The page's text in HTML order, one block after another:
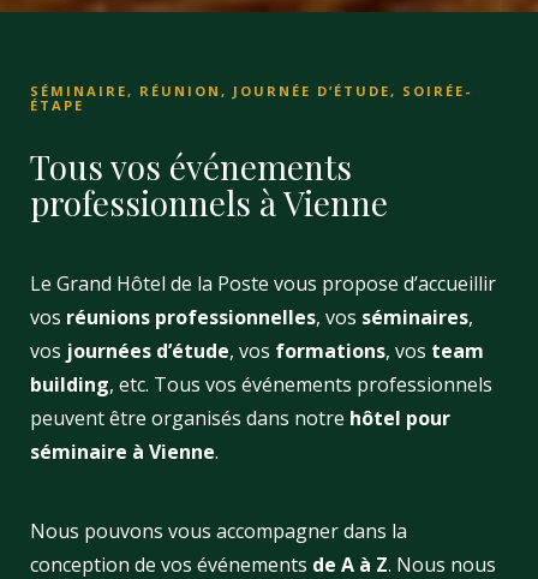
SÉMINAIRE, RÉUNION, JOURNÉE D’ÉTUDE, SOIRÉE-
ÉTAPE
Tous vos événements
professionnels à Vienne
Le Grand Hôtel de la Poste vous propose d’accueillir
vos réunions professionnelles, vos séminaires,
vos journées d’étude, vos formations, vos team
building, etc. Tous vos événements professionnels
peuvent être organisés dans notre hôtel pour
séminaire à Vienne.
Nous pouvons vous accompagner dans la
conception de vos événements de A à Z. Nous nous